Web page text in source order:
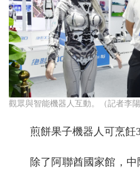
觀眾與智能機器人互動。（記者李陽
煎餅果子機器人可烹飪
除了阿聯酋國家館，